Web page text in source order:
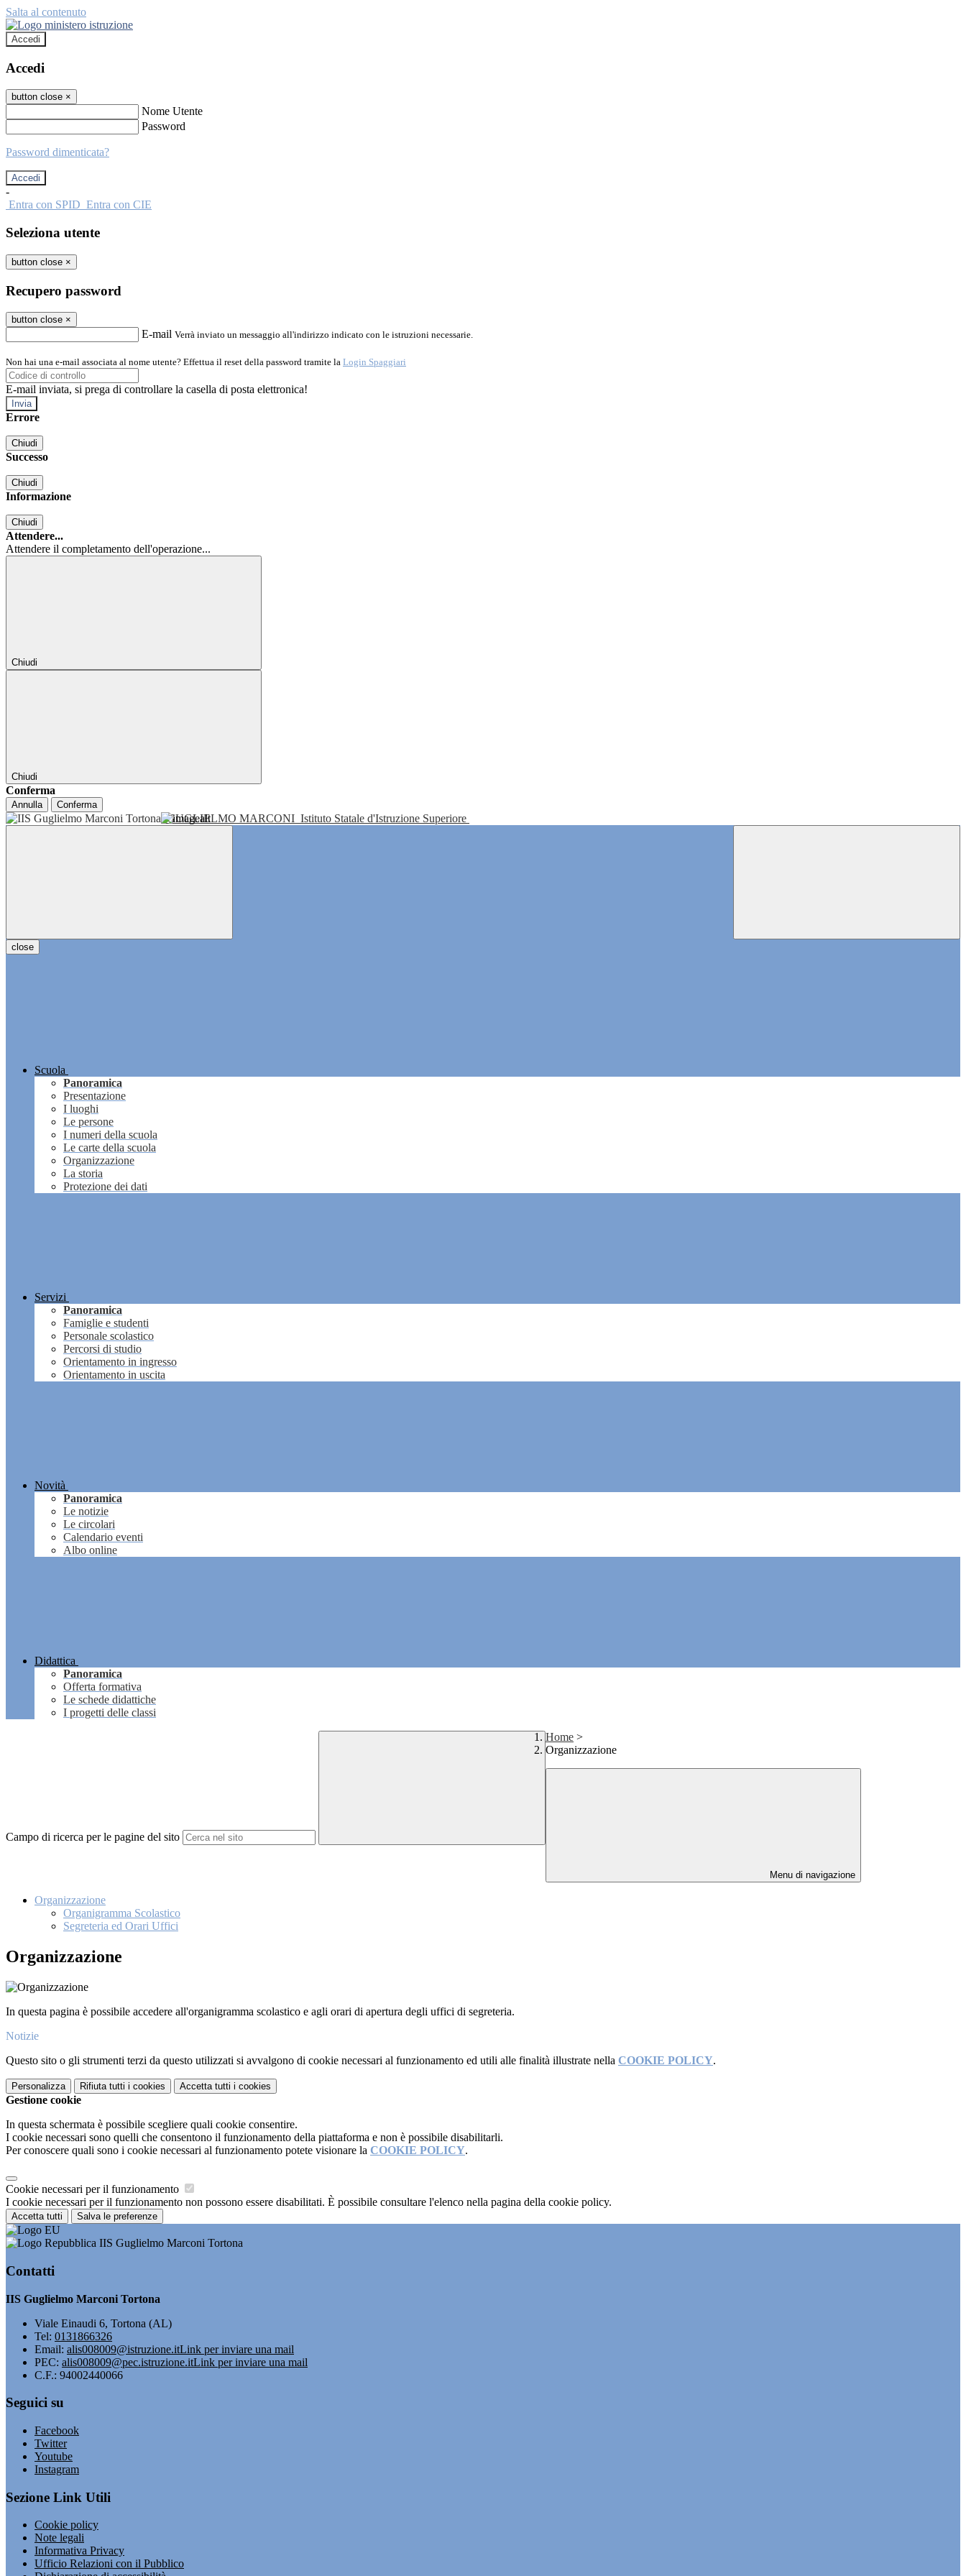
Salta al contenuto
Accedi
Accedi
button close ×
Nome Utente
Password
Password dimenticata?
-
Entra con SPID Entra con CIE
Seleziona utente
button close ×
Recupero password
button close ×
E-mail Verrà inviato un messaggio all'indirizzo indicato con le istruzioni necessarie.
Non hai una e-mail associata al nome utente? Effettua il reset della password tramite la Login Spaggiari
E-mail inviata, si prega di controllare la casella di posta elettronica!
Errore
Chiudi
Successo
Chiudi
Informazione
Chiudi
Attendere...
Attendere il completamento dell'operazione...
Chiudi
Chiudi
Conferma
Annulla Conferma
GUGLIELMO MARCONI Istituto Statale d'Istruzione Superiore
close
Scuola
Panoramica
Presentazione
I luoghi
Le persone
I numeri della scuola
Le carte della scuola
Organizzazione
La storia
Protezione dei dati
Servizi
Panoramica
Famiglie e studenti
Personale scolastico
Percorsi di studio
Orientamento in ingresso
Orientamento in uscita
Novità
Panoramica
Le notizie
Le circolari
Calendario eventi
Albo online
Didattica
Panoramica
Offerta formativa
Le schede didattiche
I progetti delle classi
Campo di ricerca per le pagine del sito
Home >
Organizzazione
Menu di navigazione
Organizzazione
Organigramma Scolastico
Segreteria ed Orari Uffici
Organizzazione
In questa pagina è possibile accedere all'organigramma scolastico e agli orari di apertura degli uffici di segreteria.
Notizie
Questo sito o gli strumenti terzi da questo utilizzati si avvalgono di cookie necessari al funzionamento ed utili alle finalità illustrate nella COOKIE POLICY.
Personalizza Rifiuta tutti i cookies Accetta tutti i cookies
Gestione cookie
In questa schermata è possibile scegliere quali cookie consentire.
I cookie necessari sono quelli che consentono il funzionamento della piattaforma e non è possibile disabilitarli.
Per conoscere quali sono i cookie necessari al funzionamento potete visionare la COOKIE POLICY.
Cookie necessari per il funzionamento
I cookie necessari per il funzionamento non possono essere disabilitati. È possibile consultare l'elenco nella pagina della cookie policy.
Accetta tutti Salva le preferenze
IIS Guglielmo Marconi Tortona
Contatti
IIS Guglielmo Marconi Tortona
Viale Einaudi 6, Tortona (AL)
Tel: 0131866326
Email: alis008009@istruzione.itLink per inviare una mail
PEC: alis008009@pec.istruzione.itLink per inviare una mail
C.F.: 94002440066
Seguici su
Facebook
Twitter
Youtube
Instagram
Sezione Link Utili
Cookie policy
Note legali
Informativa Privacy
Ufficio Relazioni con il Pubblico